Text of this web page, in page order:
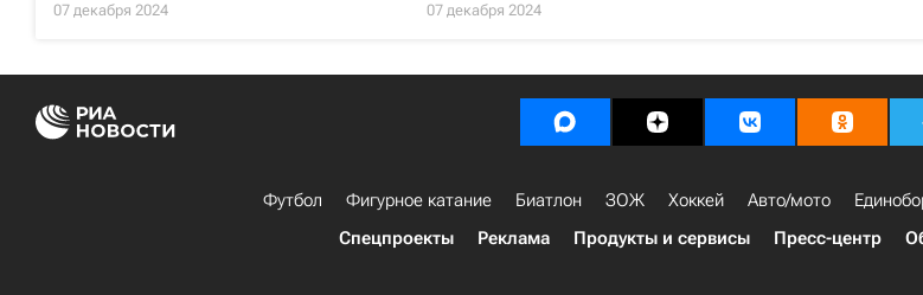
07 декабря 2024 07 декабря 2024
Футбол Фигурное катание Биатлон ЗОЖ Хоккей Авто/мото
Спецпроекты
Реклама Продукты и сервисы Пресс-центр